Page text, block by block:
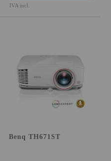
IVA incl.
Benq TH671ST